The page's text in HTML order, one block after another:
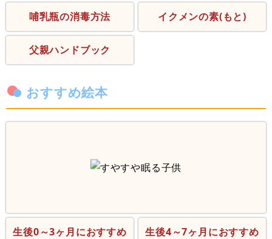
哺乳瓶の消毒方法 イクメンの素(もと)
父親ハンドブック
おすすめ絵本
生後0～3ヶ月におすすめ
生後4～7ヶ月におすすめ